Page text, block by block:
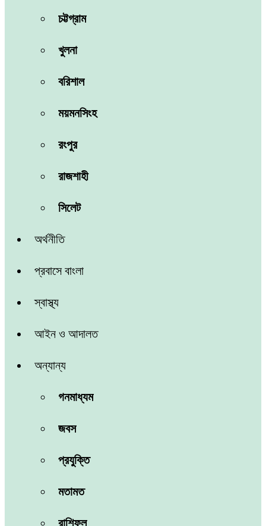
চট্টগ্রাম
খুলনা
বরিশাল
ময়মনসিংহ
রংপুর
রাজশাহী
সিলেট
অর্থনীতি
প্রবাসে বাংলা
স্বাস্থ্য
আইন ও আদালত
অন্যান্য
গনমাধ্যম
জবস
প্রযুক্তি
মতামত
রাশিফল